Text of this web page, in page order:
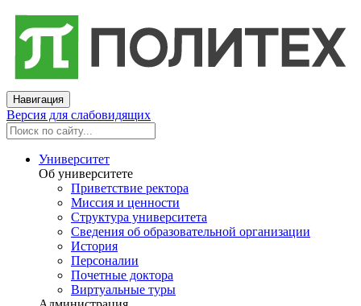
Навигация
Версия для слабовидящих
Университет
Об университете
Приветствие ректора
Миссия и ценности
Структура университета
Сведения об образовательной организации
История
Персоналии
Почетные доктора
Виртуальные туры